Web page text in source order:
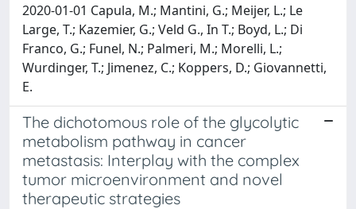
2020-01-01 Capula, M.; Mantini, G.; Meijer, L.; Le
Large, T.; Kazemier, G.; Veld G., In T.; Boyd, L.; Di
Franco, G.; Funel, N.; Palmeri, M.; Morelli, L.;
Wurdinger, T.; Jimenez, C.; Koppers, D.; Giovannetti,
E.
The dichotomous role of the glycolytic
metabolism pathway in cancer
metastasis: Interplay with the complex
tumor microenvironment and novel
therapeutic strategies